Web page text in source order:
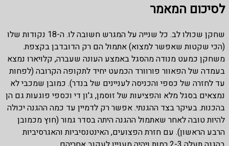
לסיכום המאמר
שחקן שכולו לב. כל שנייה על המגרש חשובה לו. ה-18 נקודות שלו
(הכי שקטות שאפשר למצוא) אתמול הם רק הדובדבן בקצפת.
משחקן כמעט מנודה מהסגל באמצע העונה שעברה, קלויארו נמצא
בעמדה של הפאוור פורוורד הכמעט יחיד לתקופה הקרובה (לפחות
עד לחזרה של כספי והכניסה לעניינים של בנדר). כמובן שמכבי לא
נמצאים בסגל מלא והפציעות של זוסמן, ג'ון די וכספי פוגעות גם הן
בהכנות. בעיקר בצד ההגנתי. אפשר רק לדמיין עד כמה ההגנה יכולה
להיות טובה לאחר שאתמול ההגנה היתה בסדר גמור (חוץ מכמובן
הרבע הראשון). עם חזרת הפצועים, האינטנסיביות והאגרסיביות